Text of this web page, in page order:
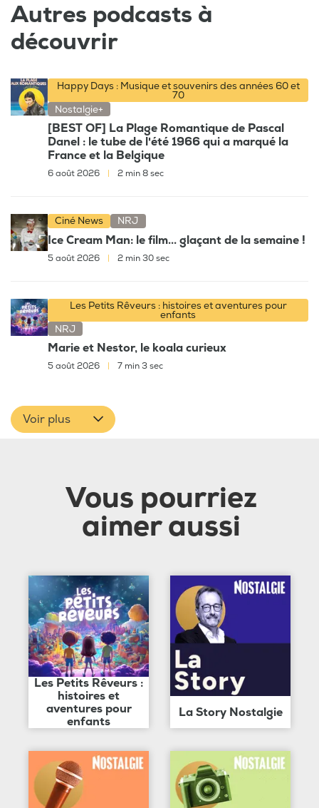
Autres podcasts à
découvrir
Happy Days : Musique et souvenirs des années 60 et
70
Nostalgie+
[BEST OF] La Plage Romantique de Pascal
Danel : le tube de l'été 1966 qui a marqué la
France et la Belgique
6 août 2026 2 min 8 sec
Ciné News NRJ
Ice Cream Man: le film... glaçant de la semaine !
5 août 2026 | 2 min 30 sec
Les Petits Rêveurs : histoires et aventures pour
enfants
NRJ
Marie et Nestor, le koala curieux
5 août 2026 7 min 3 sec
Voir plus
Vous pourriez
aimer aussi
Les Petits Rêveurs :
histoires et
aventures pour
enfants
La Story Nostalgie